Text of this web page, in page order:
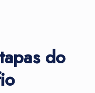
do